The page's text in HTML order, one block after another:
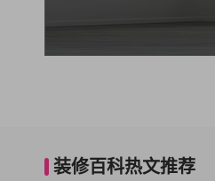
装修百科热文推荐